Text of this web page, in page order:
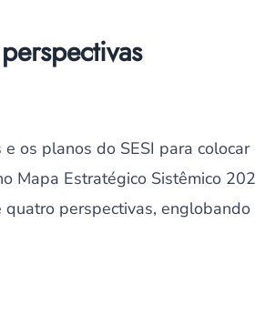
e os planos do SESI para
Mapa Estratégico Sistêmico
quatro perspectivas,